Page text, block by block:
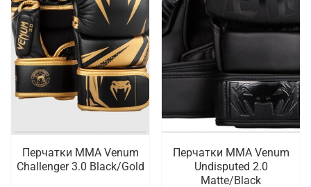
Перчатки ММА Venum
Challenger 3.0 Black/Gold
Перчатки ММА Venum
Undisputed 2.0
Matte/Black